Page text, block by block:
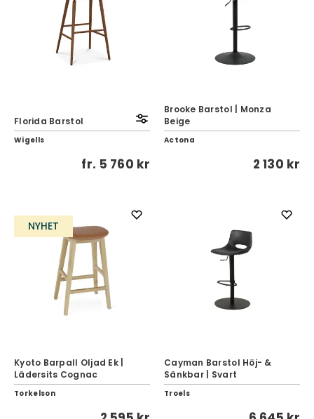
Florida Barstol
Wigells
fr. 5 760 kr
Brooke Barstol | Monza
Beige
Actona
2 130 kr
NYHET
Kyoto Barpall Oljad Ek |
Lädersits Cognac
Torkelson
Cayman Barstol Höj- &
Sänkbar | Svart
Troels